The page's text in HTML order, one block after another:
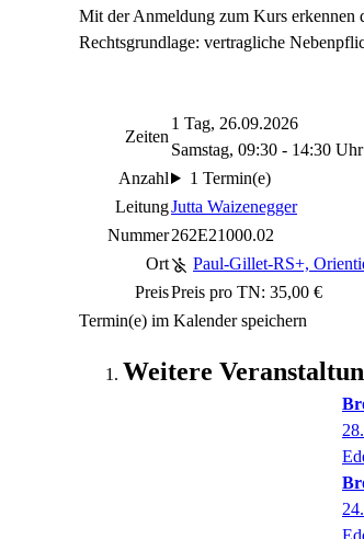
Mit der Anmeldung zum Kurs erkennen
Rechtsgrundlage: vertragliche
Zeiten
1 Tag, 26.09.2026
Samstag, 09:30 - 14:30 Uhr
Anzahl
1 Termin(e)
LeitungJutta Waizenegger
Nummer262E21000.02
Ort
Paul-Gillet-RS+,
PreisPreis pro TN: 35,00 €
Termin(e) im Kalender speichern
Weitere